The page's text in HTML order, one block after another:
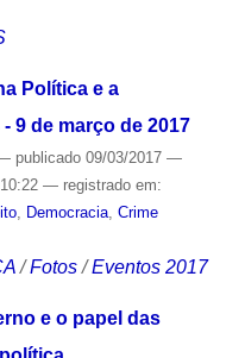
Política e a
9 de março de 2017
publicado09/03/2017 —
— registrado em:
, Democracia, Crime
/Fotos /Eventos 2017
e o papel das